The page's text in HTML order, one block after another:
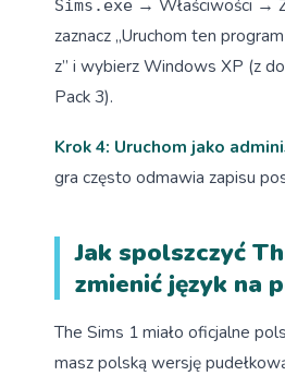
Sims.exe → Właściwości →
zaznacz „Uruchom ten
z” i wybierz Windows XP (z
Pack 3).
Krok 4: Uruchom jako
gra często odmawia zapisu
Jak spolszczyć
zmienić język na
The Sims 1 miało oficjalne
masz polską wersję